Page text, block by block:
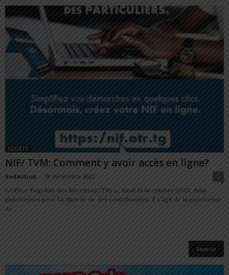
SOCIÉTÉ
NIF/ TVM: Comment y avoir accès en ligne?
Redaction - 19 décembre 2023
0
L’Office Togolais des Recettes(OTR) a , lundi 18 décembre 2023, deux
plateformes pour faciliter la vie des contribuables. Il s’agit de la plateforme
de...